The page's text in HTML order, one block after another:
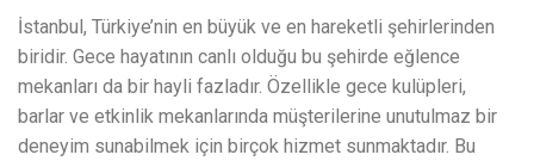
İstanbul, Türkiye’nin en büyük ve en hareketli şehirlerinden
biridir. Gece hayatının canlı olduğu bu şehirde eğlence
mekanları da bir hayli fazladır. Özellikle gece kulüpleri,
barlar ve etkinlik mekanlarında müşterilerine unutulmaz bir
deneyim sunabilmek için birçok hizmet sunmaktadır. Bu